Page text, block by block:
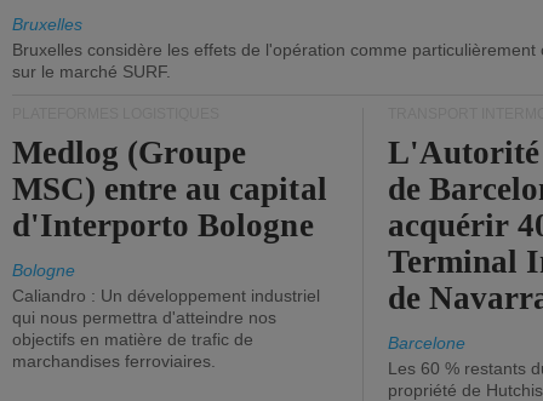
Bruxelles
Bruxelles considère les effets de l'opération comme
sur le marché SURF.
Medlog (Groupe
MSC) entre au capital
d'Interporto Bologne
Bologne
Caliandro : Un développement industriel
qui nous permettra d'atteindre nos
objectifs en matière de trafic de
marchandises ferroviaires.
de
acquérir
Terminal
de
Barcelone
Les 60 % restants
propriété de